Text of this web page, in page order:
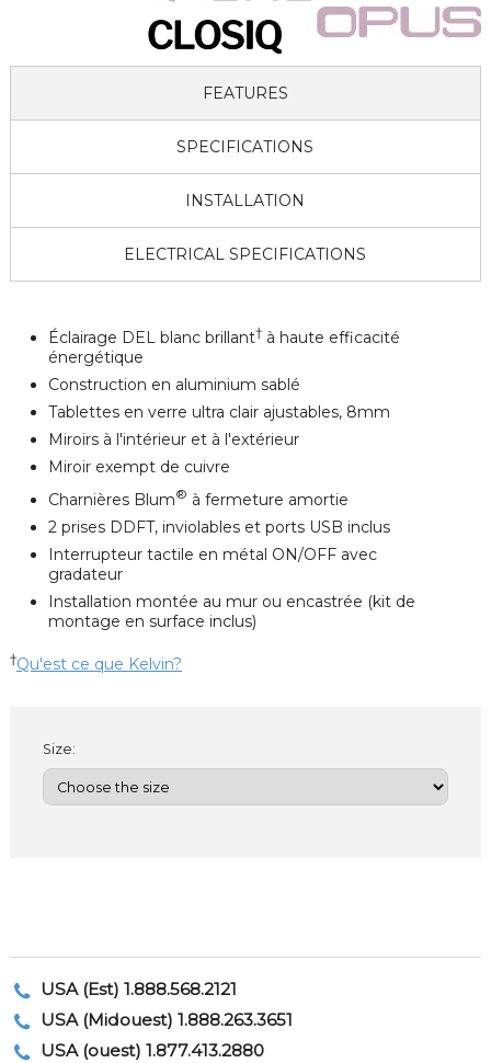
FEATURES
SPECIFICATIONS
INSTALLATION
ELECTRICAL SPECIFICATIONS
Éclairage DEL blanc brillant†à haute efficacité
énergétique
Construction en aluminium sablé
Tablettes en verre ultra clair ajustables, 8mm
Miroirs à l'intérieur et à l'extérieur
Miroir exempt de cuivre
Charnières Blum® à fermeture amortie
2 prises DDFT, inviolables et ports USB inclus
Interrupteur tactile en métal ON/OFF avec
gradateur
Installation montée au mur ou encastrée (kit de
montage en surface inclus)
†Qu'est ce que Kelvin?
Size:
USA (Est) 1.888.568.2121
USA (Midouest) 1.888.263.3651
USA (ouest) 1.877.413.2880